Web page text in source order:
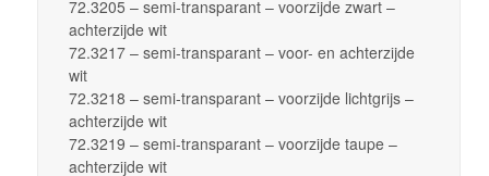
72.3205 – semi-transparant – voorzijde zwart –
achterzijde wit
72.3217 – semi-transparant – voor- en achterzijde
wit
72.3218 – semi-transparant – voorzijde lichtgrijs –
achterzijde wit
72.3219 – semi-transparant – voorzijde taupe –
achterzijde wit